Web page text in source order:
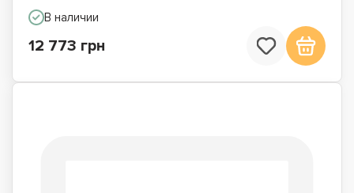
В наличии
12 773 грн